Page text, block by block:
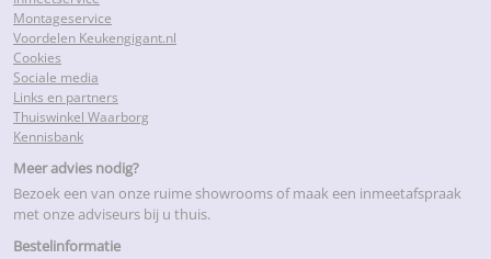
Montageservice
Voordelen Keukengigant.nl
Cookies
Sociale media
Links en partners
Thuiswinkel Waarborg
Kennisbank
Meer advies nodig?
Bezoek een van onze ruime showrooms of maak een inmeetafspraak
met onze adviseurs bij u thuis.
Bestelinformatie